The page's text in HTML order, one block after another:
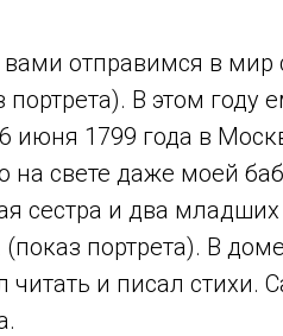
отправимся в мир
В этом году
июня 1799 года в
на свете даже моей
сестра и два
портрета). В
и писал стихи.